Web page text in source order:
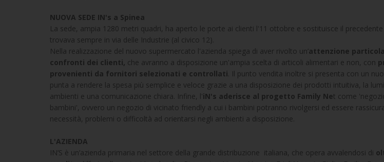
NUOVA SEDE IN's a Spinea
La sede, ampia 1280 metri quadri, ha aperto le porte ai clienti l'11 ottobre e sostituisce il
trovava sempre in via delle Industrie (al civico 12).
Nella realizzazione del nuovo supermercato l'azienda spiega di aver rivolto un’attenzione
confronti dei clienti, che avranno a disposizione un'ampia scelta di articoli alimentari e non, con
provenienti da fornitori selezionati e controllati . Il punto vendita inoltre si presenta con un
punta a rendere la spesa più semplice e veloce grazie a una disposizione dei prodotti intuitiva, la
ambienti e una comunicazione chiara. Infine, l'iN's aderisce al progetto Family Net come
bambini', ovvero un negozio di vicinato friendly a cui i bambini potranno rivolgersi ed essere
necessità, problemi o difficoltà ad orientarsi negli ambienti a disposizione.
L'AZIENDA
IN’S è un’azienda primaria nel settore della grande distribuzione italiana, che opera avvalendosi di